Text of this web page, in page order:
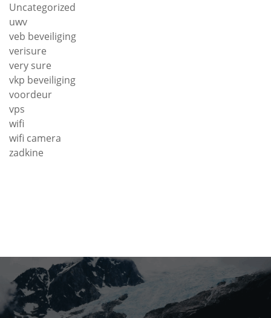
Uncategorized
uwv
veb beveiliging
verisure
very sure
vkp beveiliging
voordeur
vps
wifi
wifi camera
zadkine